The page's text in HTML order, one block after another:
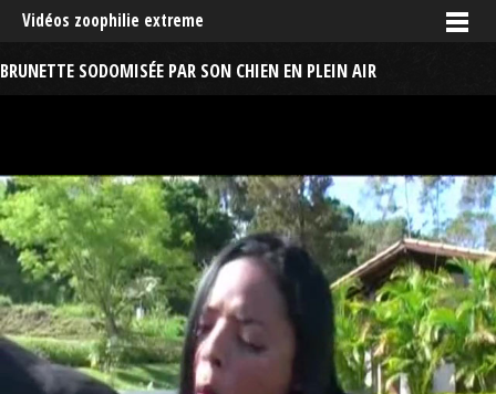
Vidéos zoophilie extreme
BRUNETTE SODOMISÉE PAR SON CHIEN EN PLEIN AIR